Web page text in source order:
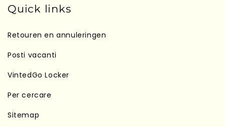
Quick links
Retouren en annuleringen
Posti vacanti
VintedGo Locker
Per cercare
Sitemap